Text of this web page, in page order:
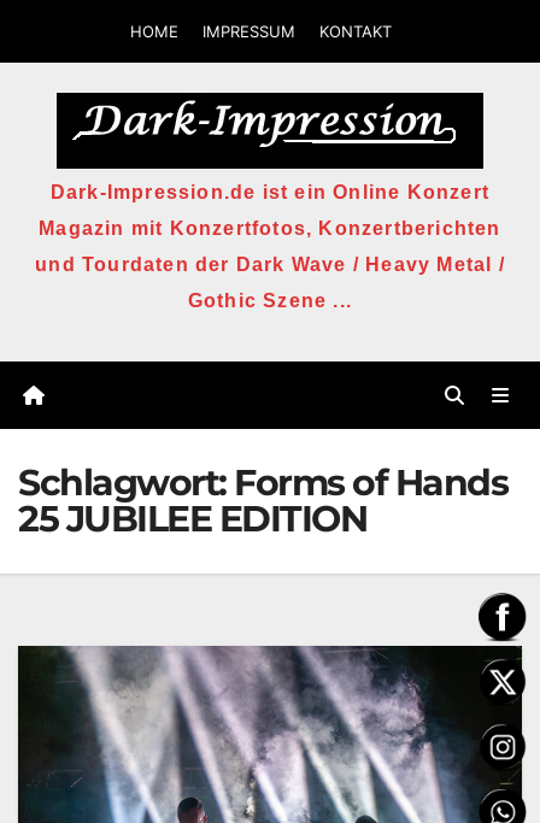
springen
HOME IMPRESSUM KONTAKT
Dark-Impression.de ist ein Online Konzert
Magazin mit Konzertfotos, Konzertberichten
und Tourdaten der Dark Wave / Heavy Metal /
Gothic Szene ...
Schlagwort: Forms of Hands
25 JUBILEE EDITION